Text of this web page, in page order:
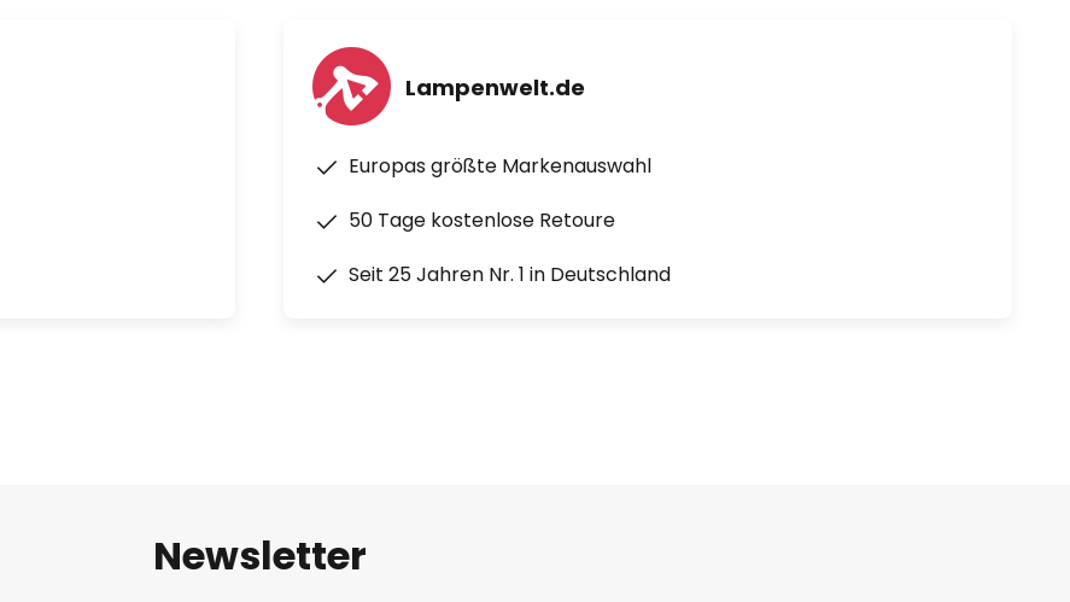
Lampenwelt.de
Europas größte Markenauswahl
50 Tage kostenlose Retoure
Seit 25 Jahren Nr. 1 in Deutschland
Newsletter